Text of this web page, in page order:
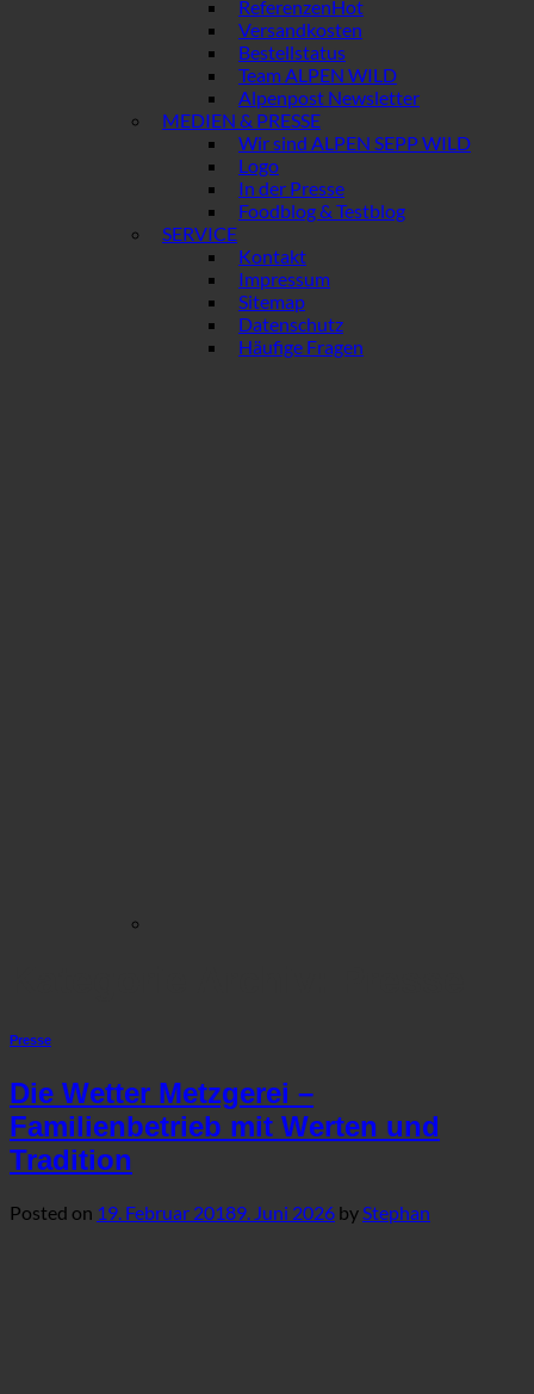
Referenzen
Versandkosten
Bestellstatus
Team ALPEN WILD
Alpenpost Newsletter
MEDIEN & PRESSE
Wir sind ALPEN SEPP WILD
Logo
In der Presse
Foodblog & Testblog
SERVICE
Kontakt
Impressum
Sitemap
Datenschutz
Häufige Fragen
Presse
Die Wetter Metzgerei –
Familienbetrieb mit Werten und
Tradition
Posted on 19. Februar 20189. Juni 2026 byStephan